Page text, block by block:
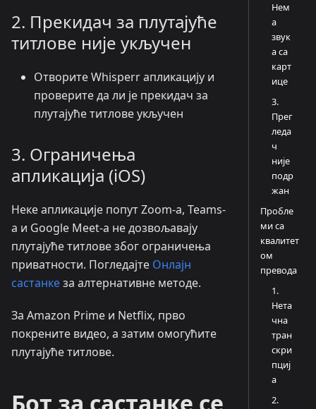
2. Прекидач за плутајуће
титлове није укључен
Отворите Whisperr апликацију и
проверите да ли је прекидач за
плутајуће титлове укључен
3. Ограничења
апликација (iOS)
Неке апликације попут Zoom-а, Teams-
а и Google Meet-а не дозвољавају
плутајуће титлове због ограничења
приватности. Погледајте Онлајн
састанкеза алтернативне методе.
За Amazon Prime и Netflix, прво
покрените видео, а затим омогућите
плутајуће титлове.
Нем
а
звук
а са
карт
ице
3.
Прег
леда
ч
није
подр
жан
Пробле
ми са
квалитет
ом
превода
1.
Нета
чна
тран
скри
пциј
а
2.